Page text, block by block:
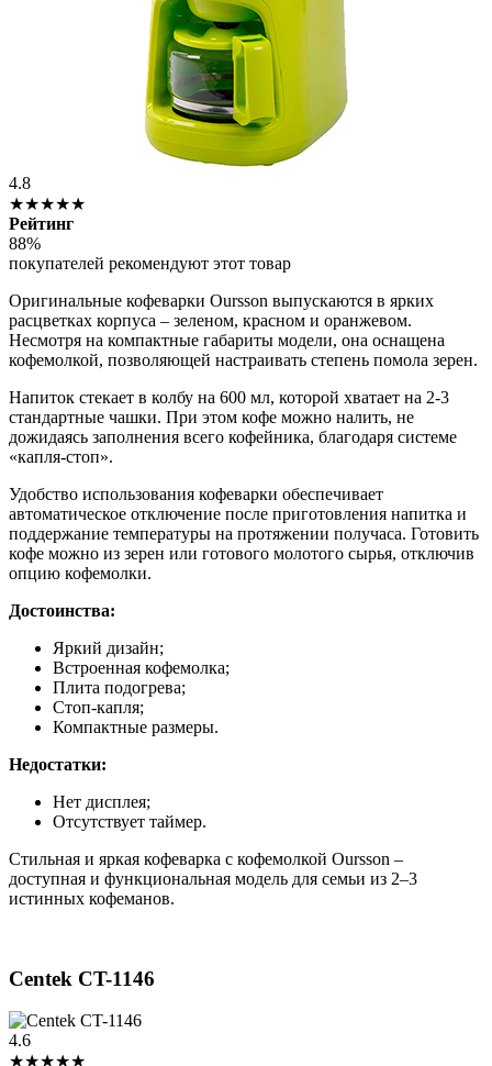
4.8
★★★★★
Рейтинг
88%
покупателей рекомендуют этот товар
Оригинальные кофеварки Oursson выпускаются в ярких
расцветках корпуса – зеленом, красном и оранжевом.
Несмотря на компактные габариты модели, она оснащена
кофемолкой, позволяющей настраивать степень помола зерен.
Напиток стекает в колбу на 600 мл, которой хватает на 2-3
стандартные чашки. При этом кофе можно налить, не
дожидаясь заполнения всего кофейника, благодаря системе
«капля-стоп».
Удобство использования кофеварки обеспечивает
автоматическое отключение после приготовления напитка и
поддержание температуры на протяжении получаса. Готовить
кофе можно из зерен или готового молотого сырья, отключив
опцию кофемолки.
Достоинства:
Яркий дизайн;
Встроенная кофемолка;
Плита подогрева;
Стоп-капля;
Компактные размеры.
Недостатки:
Нет дисплея;
Отсутствует таймер.
Стильная и яркая кофеварка с кофемолкой Oursson –
доступная и функциональная модель для семьи из 2–3
истинных кофеманов.
Centek CT-1146
4.6
★★★★★